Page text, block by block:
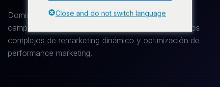
Domina la plataforma líder para el despliegue de
campañas de generación de leads masivas, embudos
complejos de remarketing dinámico y optimización de
performance marketing.
Close and do not switch language